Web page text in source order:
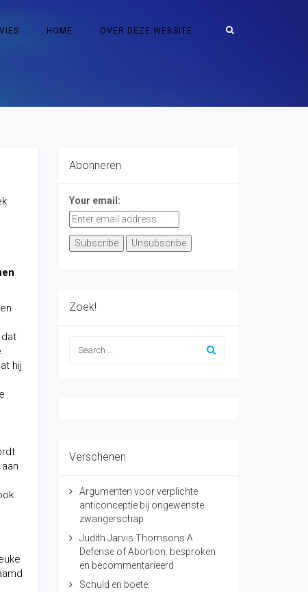
HOME OVER DEZE WEBSITE
hij
Abonneren
Your email:
Zoek!
Verschenen
Argumenten voor verplichte
anticonceptie bij ongewenste
zwangerschap
Judith Jarvis Thomsons A
Defense of Abortion: besproken
en becommentarieerd
Schuld en boete.